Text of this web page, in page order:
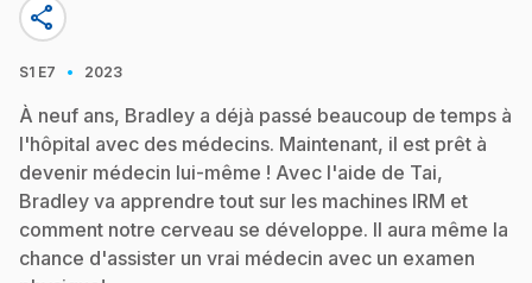
share
S1 E7 · 2023
À neuf ans, Bradley a déjà passé beaucoup de temps à
l'hôpital avec des médecins. Maintenant, il est prêt à
devenir médecin lui-même ! Avec l'aide de Tai,
Bradley va apprendre tout sur les machines IRM et
comment notre cerveau se développe. Il aura même la
chance d'assister un vrai médecin avec un examen